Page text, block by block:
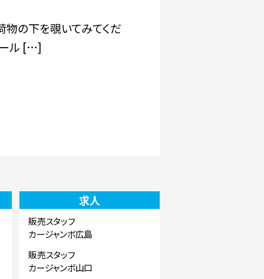
物の下を覗いてみてくだ
ル […]
求人
販売スタッフ
カージャンボ広島
販売スタッフ
カージャンボ山口